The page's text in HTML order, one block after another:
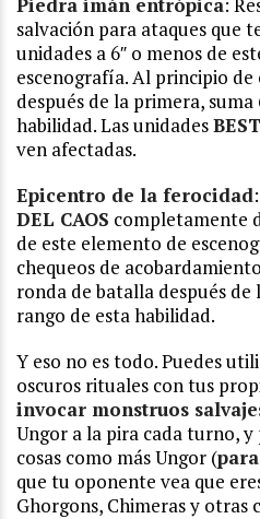
salvación para ataques que
unidades a 6″ o menos de
escenografía. Al principio
después de la primera, suma
habilidad. Las unidades
ven afectadas.
Epicentro de la ferocidad
DEL CAOS completamente
de este elemento de
chequeos de
ronda de batalla después de
rango de esta habilidad.
Y eso no es todo. Puedes
oscuros rituales con tus
invocar monstruos
Ungor a la pira cada turno,
cosas como más Ungor (
que tu oponente vea que
Ghorgons, Chimeras y otras